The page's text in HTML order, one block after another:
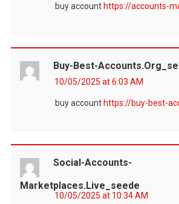
buy account https://accounts-
Buy-Best-
10/05/2025 at 6:03 AM
buy account https://buy-best-
Social-Accounts-
Marketplaces.live_seede
10/05/2025 at 10:34 AM